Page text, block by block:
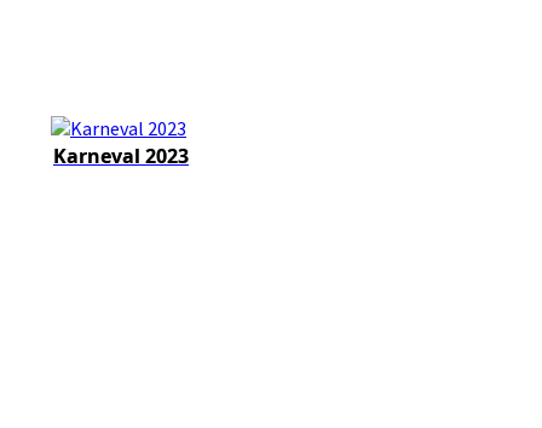
Karneval 2023